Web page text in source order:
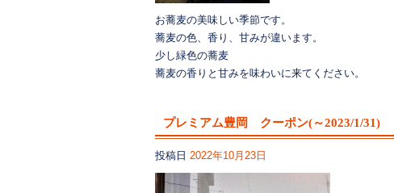
お蕎麦の美味しい季節です。
蕎麦の色、香り、甘みが違います。
少し緑色の蕎麦
蕎麦の香りと甘みを味わいに来てください。
プレミアム豊岡 クーポン(～2023/1/31)
投稿日 2022年10月23日